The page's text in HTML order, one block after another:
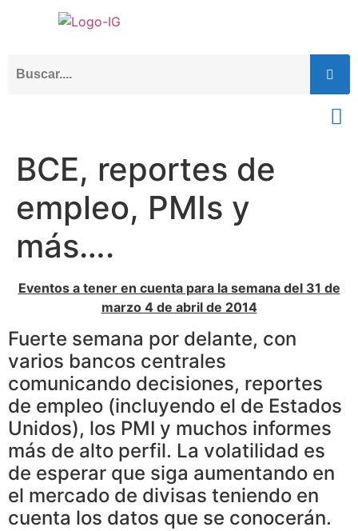
BCE, reportes de
empleo, PMIs y
más….
Eventos a tener en cuenta para la semana del 31 de
marzo 4 de abril de 2014
Fuerte semana por delante, con
varios bancos centrales
comunicando decisiones, reportes
de empleo (incluyendo el de Estados
Unidos), los PMI y muchos informes
más de alto perfil. La volatilidad es
de esperar que siga aumentando en
el mercado de divisas teniendo en
cuenta los datos que se conocerán.